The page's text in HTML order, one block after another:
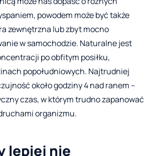
powodem może być także
zewnętrzna lub zbyt mocno
w samochodzie. Naturalne jest
po obfitym posiłku,
popołudniowych. Najtrudniej
około godziny 4 nad ranem –
czas, w którym trudno zapanować
organizmu.
lepiej nie